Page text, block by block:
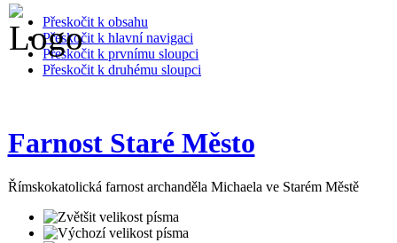
Přeskočit k obsahu
Přeskočit k hlavní navigaci
Přeskočit k prvnímu sloupci
Přeskočit k druhému sloupci
Farnost Staré Město
Římskokatolická farnost archanděla Michaela ve Starém Městě